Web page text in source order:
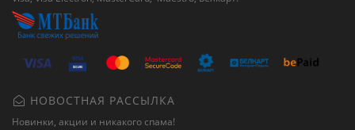
НОВОСТНАЯ РАССЫЛКА
Новинки, акции и никакого спама!